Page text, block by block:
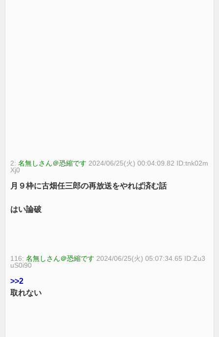
2:名無しさん＠恐縮です 2024/06/25(火) 00:04:09.82 ID:tnk02m
Xj0
月９枠に古畑任三郎の再放送をやれば済む話
はい論破
116:名無しさん＠恐縮です 2024/06/25(火) 05:07:34.65 ID:Zu3
uS0i90
>>2
取れない